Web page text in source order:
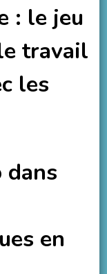
: le jeu
travail
les
dans
en